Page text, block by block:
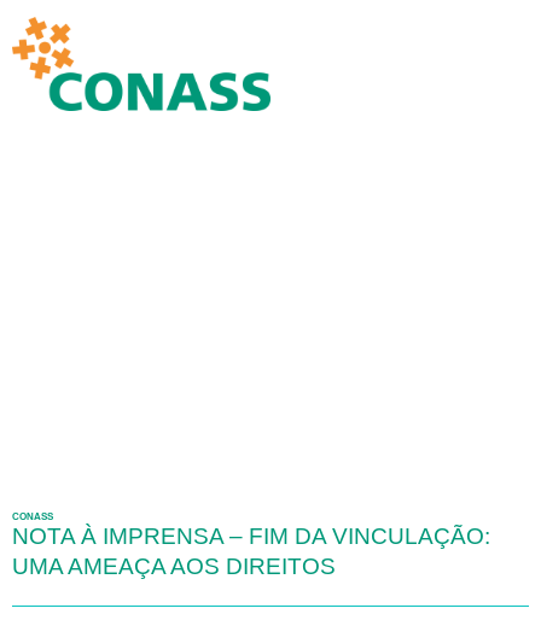
CONASS
NOTA À IMPRENSA – FIM DA VINCULAÇÃO:
UMA AMEAÇA AOS DIREITOS